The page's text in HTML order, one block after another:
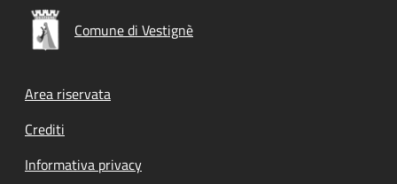
Comune di Vestignè
Footer menu
Area riservata
Crediti
Informativa privacy